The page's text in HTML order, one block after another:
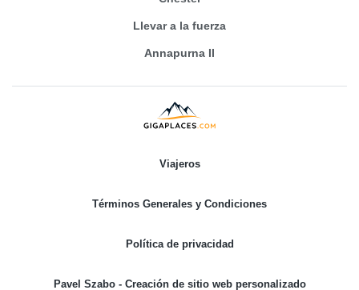
Llevar a la fuerza
Annapurna II
Viajeros
Términos Generales y Condiciones
Política de privacidad
Pavel Szabo - Creación de sitio web personalizado